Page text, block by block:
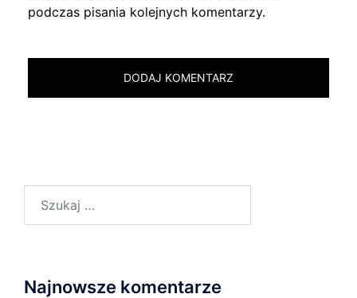
podczas pisania kolejnych komentarzy.
Najnowsze komentarze